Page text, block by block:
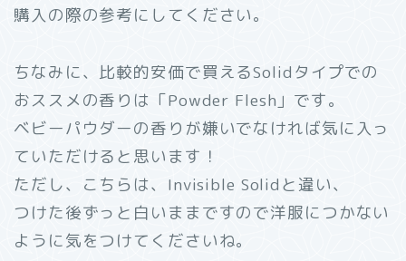
購入の際の参考にしてください。
ちなみに、比較的安価で買えるSolidタイプでの
おススメの香りは「Powder Flesh」です。
ベビーパウダーの香りが嫌いでなければ気に入っ
ていただけると思います！
ただし、こちらは、Invisible Solidと違い、
つけた後ずっと白いままですので洋服につかない
ように気をつけてくださいね。